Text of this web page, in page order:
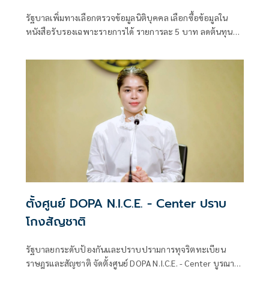
รัฐบาลเพิ่มทางเลือกตรวจข้อมูลนิติบุคคล เลือกซื้อข้อมูลใน
หนังสือรับรองเฉพาะรายการได้ รายการละ 5 บาท ลดต้นทุน
ตั้งศูนย์ DOPA N.I.C.E. - Center ปราบ
โกงสัญชาติ
รัฐบาลยกระดับป้องกันและปราบปรามการทุจริตทะเบียน
ราษฎรและสัญชาติ จัดตั้งศูนย์ DOPA N.I.C.E. - Center บูรณา